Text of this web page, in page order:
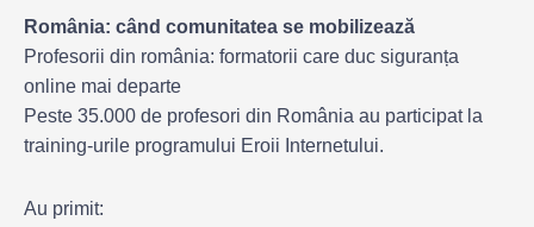
România: când comunitatea se mobilizează
Profesorii din românia: formatorii care duc siguranța
online mai departe
Peste 35.000 de profesori din România au participat la
training-urile programului Eroii Internetului.
Au primit: